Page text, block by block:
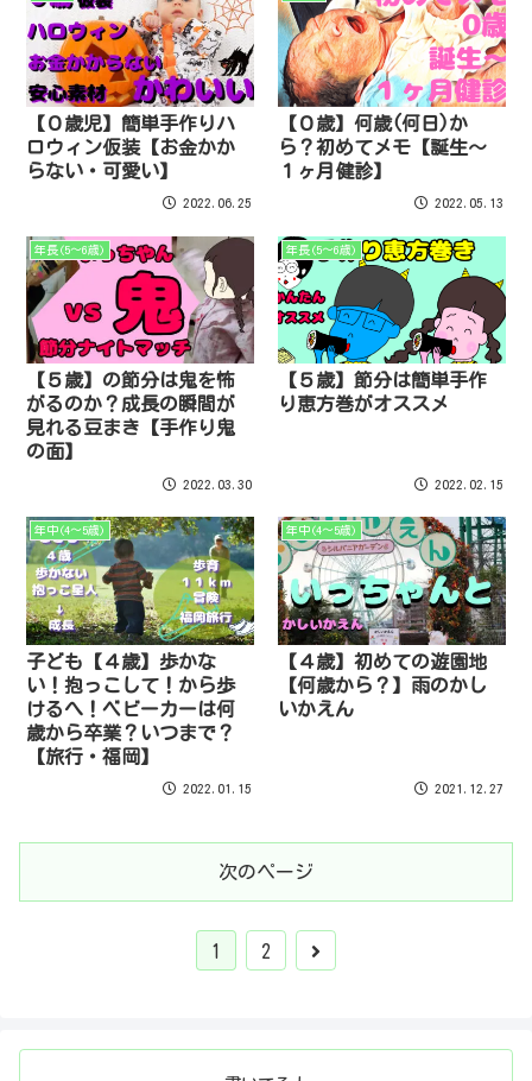
【０歳児】簡単手作りハ
ロウィン仮装【お金かか
らない・可愛い】
2022.06.25
【０歳】何歳(何日)か
ら？初めてメモ【誕生～
１ヶ月健診】
2022.05.13
年長(5～6歳)
【５歳】の節分は鬼を怖
がるのか？成長の瞬間が
見れる豆まき【手作り鬼
の面】
2022.03.30
年長(5～6歳)
【５歳】節分は簡単手作
り恵方巻がオススメ
2022.02.15
年中(4～5歳)
子ども【４歳】歩かな
い！抱っこして！から歩
けるへ！ベビーカーは何
歳から卒業？いつまで？
【旅行・福岡】
2022.01.15
年中(4～5歳)
【４歳】初めての遊園地
【何歳から？】雨のかし
いかえん
2021.12.27
次のページ
1 2